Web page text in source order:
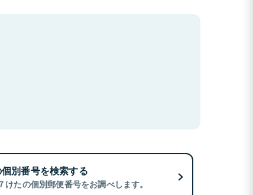
別番号を検索する
けたの個別郵便番号をお調べします。